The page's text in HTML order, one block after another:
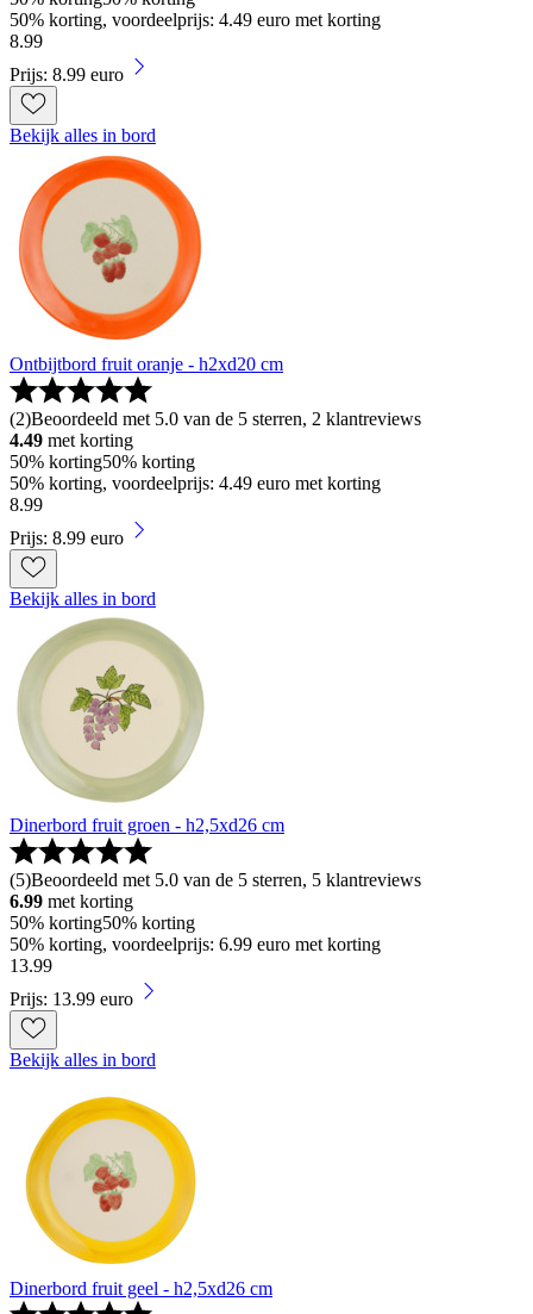
50% korting, voordeelprijs: 4.49 euro met korting
8.99
Prijs: 8.99 euro
Bekijk alles in bord
Ontbijtbord fruit oranje - h2xd20 cm
(2)Beoordeeld met 5.0 van de 5 sterren, 2 klantreviews
4.49 met korting
50% korting50% korting
50% korting, voordeelprijs: 4.49 euro met korting
8.99
Prijs: 8.99 euro
Bekijk alles in bord
Dinerbord fruit groen - h2,5xd26 cm
(5)Beoordeeld met 5.0 van de 5 sterren, 5 klantreviews
6.99 met korting
50% korting50% korting
50% korting, voordeelprijs: 6.99 euro met korting
13.99
Prijs: 13.99 euro
Bekijk alles in bord
Dinerbord fruit geel - h2,5xd26 cm